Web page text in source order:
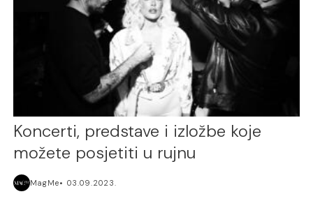
Koncerti, predstave i izložbe koje
možete posjetiti u rujnu
MagMe 03.09.2023.